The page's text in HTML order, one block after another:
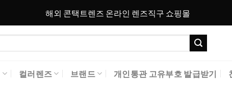
해외 콘택트렌즈 온라인 렌즈직구 쇼핑몰
컬러렌즈 브랜드 개인통관 고유부호 발급받기